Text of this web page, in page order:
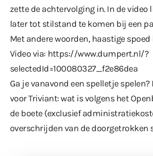
zette de achtervolging in. In de video
later tot stilstand te komen bij een
Met andere woorden, haastige spoed
Video via: https://www.dumpert.nl/?
selectedId=100080327_f2e86dea
Ga je vanavond een spelletje
voor Triviant: wat is volgens het
de boete (exclusief
overschrijden van de doorgetrokken